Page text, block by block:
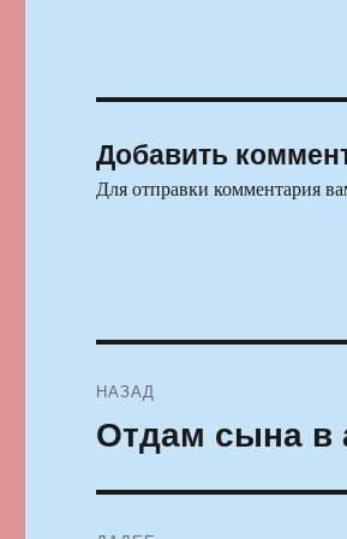
Добавить
Для отправки комментария
по
НАЗАД
Предыдущая
запись:
Отдам сына в